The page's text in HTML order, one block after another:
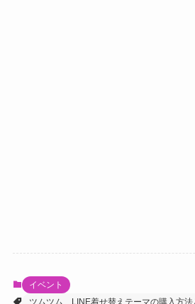
イベント
ツムツム LINE着せ替えテーマの購入方法